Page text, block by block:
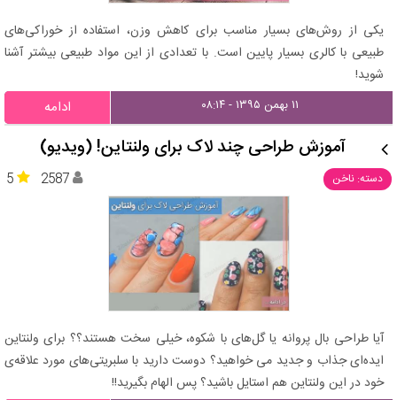
یکی از روش‌های بسیار مناسب برای کاهش وزن، استفاده از خوراکی‌های
طبیعی با کالری بسیار پایین است. با تعدادی از این مواد طبیعی بیشتر آشنا
شوید!
۱۱ بهمن ۱۳۹۵ - ۰۸:۱۴ ادامه
آموزش طراحی چند لاک برای ولنتاین! (ویدیو)
دسته: ناخن 5 2587
آیا طراحی بال پروانه یا گل‌های با شکوه، خیلی سخت هستند؟؟ برای ولنتاین
ایده‌ای جذاب و جدید می خواهید؟ دوست دارید با سلبریتی‌های مورد علاقه‌ی
خود در این ولنتاین هم استایل باشید؟ پس الهام بگیرید!!